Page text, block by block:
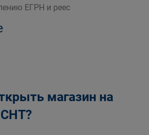
ЕГРН и реес
магазин на